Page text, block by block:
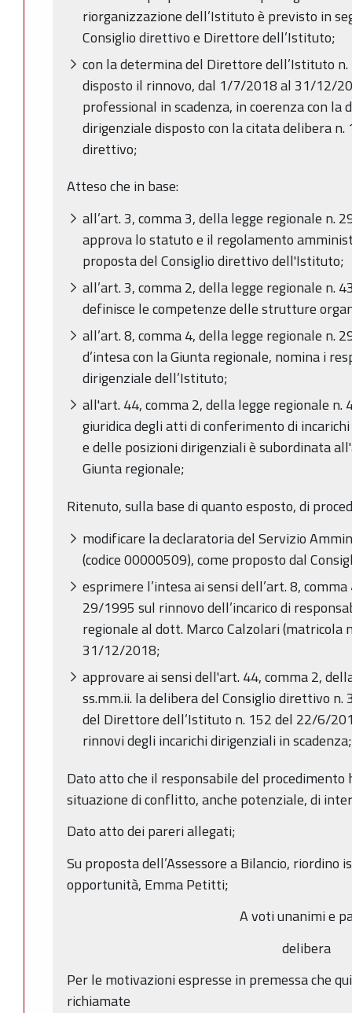
riorganizzazione dell’Istituto è previsto in
Consiglio direttivo e Direttore dell’Istituto;
con la determina del Direttore dell’Istituto
disposto il rinnovo, dal 1/7/2018 al 31/12/
professional in scadenza, in coerenza con la
dirigenziale disposto con la citata delibera
direttivo;
Atteso che in base:
all’art. 3, comma 3, della legge regionale n.
approva lo statuto e il regolamento
proposta del Consiglio direttivo dell'Istituto;
all’art. 3, comma 2, della legge regionale n.
definisce le competenze delle strutture
all’art. 8, comma 4, della legge regionale n.
d’intesa con la Giunta regionale, nomina i
dirigenziale dell’Istituto;
all'art. 44, comma 2, della legge regionale n.
giuridica degli atti di conferimento di
e delle posizioni dirigenziali è subordinata
Giunta regionale;
Ritenuto, sulla base di quanto esposto, di
modificare la declaratoria del Servizio
(codice 00000509), come proposto dal
esprimere l’intesa ai sensi dell’art. 8,
29/1995 sul rinnovo dell’incarico di
regionale al dott. Marco Calzolari (matricola
31/12/2018;
approvare ai sensi dell'art. 44, comma 2,
ss.mm.ii. la delibera del Consiglio direttivo
del Direttore dell’Istituto n. 152 del 22/6/
rinnovi degli incarichi dirigenziali in scadenza;
Dato atto che il responsabile del
situazione di conflitto, anche potenziale, di
Dato atto dei pareri allegati;
Su proposta dell’Assessore a Bilancio,
opportunità, Emma Petitti;
A voti unanimi e
delibera
Per le motivazioni espresse in premessa che
richiamate